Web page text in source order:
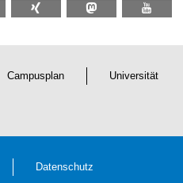
Campusplan Universität
Datenschutz